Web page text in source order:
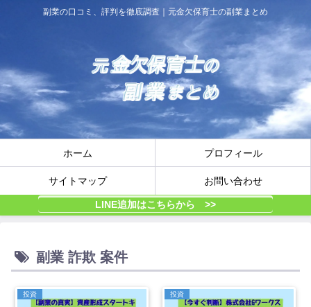
副業の口コミ、評判を徹底調査｜元金欠保育士の副業まとめ
ホーム プロフィール
サイトマップ お問い合わせ
LINE追加はこちらから >>
副業 詐欺 案件
投資 投資